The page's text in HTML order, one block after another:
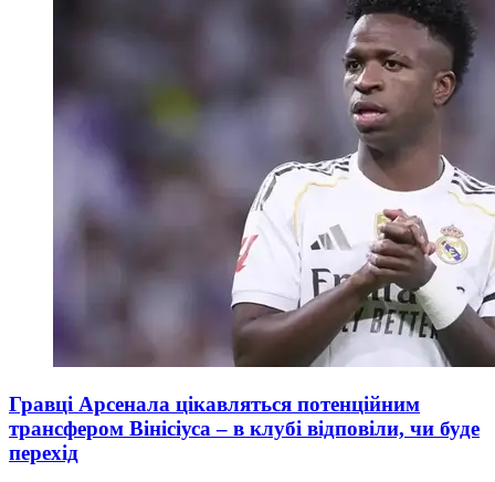
Гравці Арсенала цікавляться потенційним
трансфером Вінісіуса – в клубі відповіли, чи буде
перехід